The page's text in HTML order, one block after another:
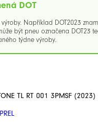
DOT
Například DOT2023
být pneu označena DOT23
týdne výroby.
TL RT 001 3PMSF